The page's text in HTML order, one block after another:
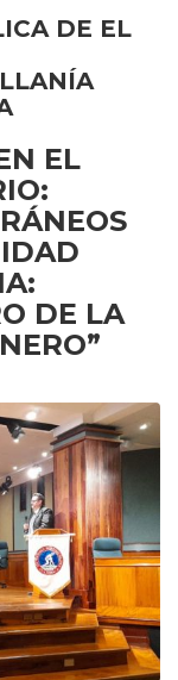
DE EL
EL
DE LA